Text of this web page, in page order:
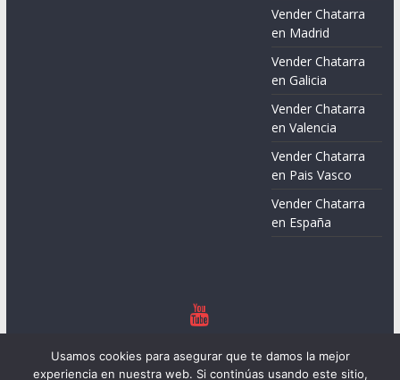
Vender Chatarra
en Madrid
Vender Chatarra
en Galicia
Vender Chatarra
en Valencia
Vender Chatarra
en Pais Vasco
Vender Chatarra
en España
derechos reservados.
Usamos cookies para asegurar que te damos la mejor
experiencia en nuestra web. Si continúas usando este sitio,